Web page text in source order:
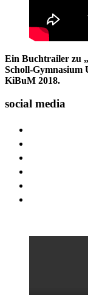
Ein Buchtrailer zu
Scholl-Gymnasium
KiBuM 2018.
social media